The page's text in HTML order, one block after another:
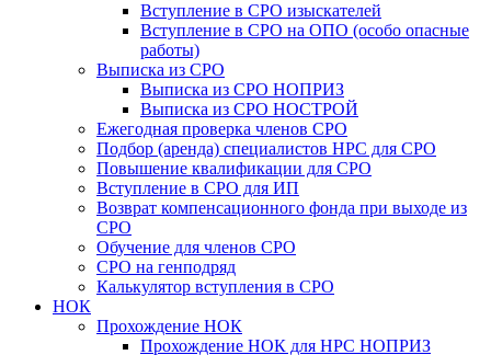
Вступление в СРО изыскателей
Вступление в СРО на ОПО (особо опасные
работы)
Выписка из СРО
Выписка из СРО НОПРИЗ
Выписка из СРО НОСТРОЙ
Ежегодная проверка членов СРО
Подбор (аренда) специалистов НРС для СРО
Повышение квалификации для СРО
Вступление в СРО для ИП
Возврат компенсационного фонда при выходе из
СРО
Обучение для членов СРО
СРО на генподряд
Калькулятор вступления в СРО
НОК
Прохождение НОК
Прохождение НОК для НРС НОПРИЗ